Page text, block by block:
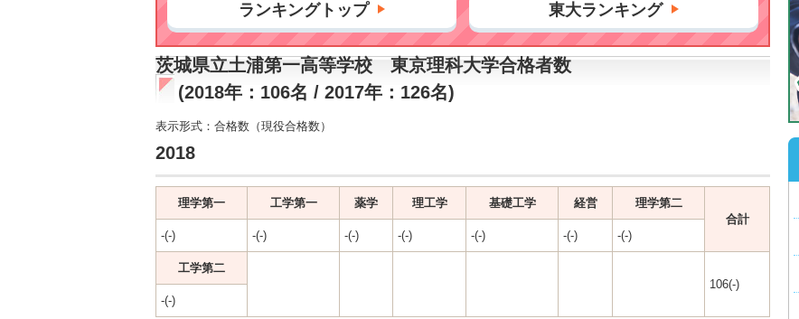
ランキングトップ 東大ランキング
茨城県立土浦第一高等学校 東京理科大学合格者数
(2018年：106名 / 2017年：126名)
表示形式：合格数（現役合格数）
2018
理学第一 工学第一 薬学 理工学 基礎工学 経営
理学第二
合計
-(-)
-(-) -(-) -(-) -(-) -(-) -(-)
工学第二
106(-)
-(-)